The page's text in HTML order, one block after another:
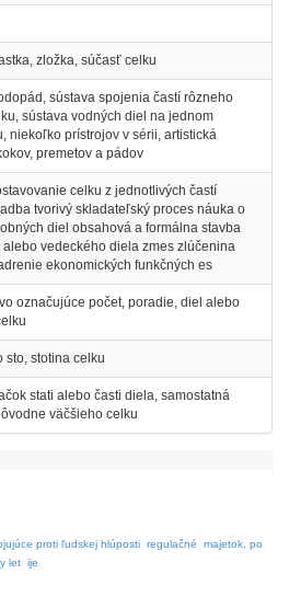
zložka, súčasť celku
sústava spojenia častí rôzneho
sústava vodných diel na jednom
niekoľko prístrojov v sérii, artistická
premetov a pádov
celku z jednotlivých častí
tvorivý skladateľský proces náuka o
diel obsahová a formálna stavba
vedeckého diela zmes zlúčenina
ekonomických funkčných es
označujúce počet, poradie, diel alebo
sto, stotina celku
stati alebo časti diela, samostatná
väčšieho celku
proti ľudskej hlúposti regulačné
majetok, po
let ije